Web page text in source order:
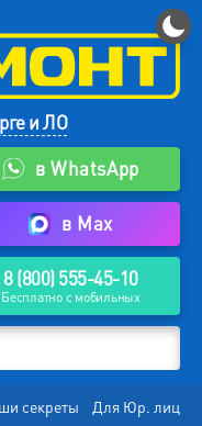
и ЛО
в WhatsApp
в Max
8 (800) 555-45-10
Бесплатно с мобильных
секреты
Для Юр. лиц